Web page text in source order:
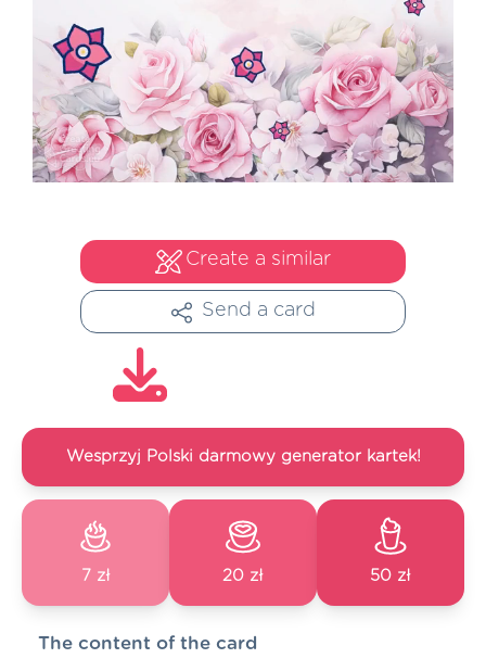
Create a similar
Send a card
Wesprzyj Polski darmowy generator kartek!
7 zł 20 zł 50 zł
The content of the card